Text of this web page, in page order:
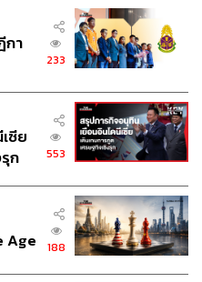
Skin (พื้นผิวโดยรวม)
ตรงจุด ที่สำคัญคนไข้จะเห็น
” หมอแป๊กยังบอกด้วยว่า
อการสร้างผลลัพธ์ที่วัดผลได้
ามอบให้คนไข้เห็นผลจริง
Kit ที่ครบครันที่สุด หมอแป๊
วัตกรรมว่า “การมีเครื่องมือ
การได้กับทุกปัญหา ไม่ว่า
รถเลือกการรักษาได้อย่าง
กา
233
ซีย
ก
553
Age
188